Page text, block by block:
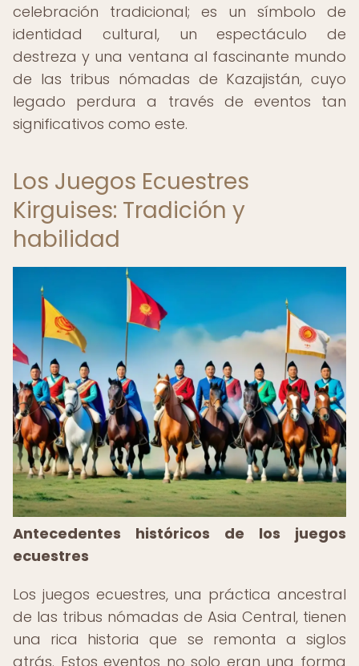
celebración tradicional; es un símbolo de
identidad cultural, un espectáculo de
destreza y una ventana al fascinante mundo
de las tribus nómadas de Kazajistán, cuyo
legado perdura a través de eventos tan
significativos como este.
Los Juegos Ecuestres
Kirguises: Tradición y
habilidad
Antecedentes históricos de los juegos
ecuestres
Los juegos ecuestres, una práctica ancestral
de las tribus nómadas de Asia Central, tienen
una rica historia que se remonta a siglos
atrás. Estos eventos no solo eran una forma